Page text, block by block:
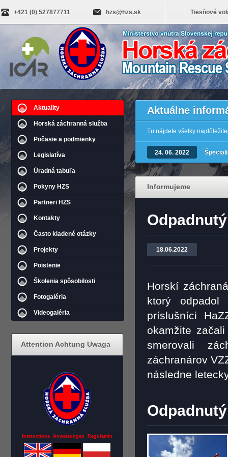
+421 (0) 527877711 hzs@hzs.sk Tiesňové
Aktuality
Horská záchranná služba
Počasie a podmienky
Legislatíva
Úradná tabuľa
Pokyny HZS
Partneri HZS
Kontakty
Často kladené otázky
Projekty
Poistenie
Školenia spôsobilosti
Fotogaléria
Videogaléria
Attention Achtung Uwaga
Instructions Anweisungen Regulamin
Aktuálne
Tu nájdete všetky
24. 06. 2022
Informujeme
18.06.2022
Horskí
ktorý
príslušníci
okamžite
smerovali
záchranárov
následne